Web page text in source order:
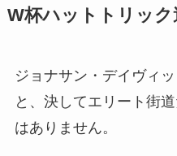
W杯ハットトリック
ジョナサン・デイヴィ
と、決してエリート街
はありません。